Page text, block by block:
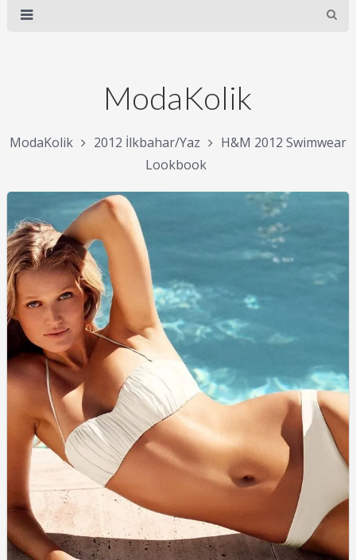
ModaKolik
ModaKolik 2012 İlkbahar/Yaz
H&M 2012 Swimwear
Lookbook